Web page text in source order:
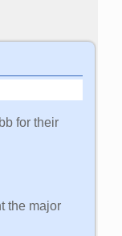
for their
the major